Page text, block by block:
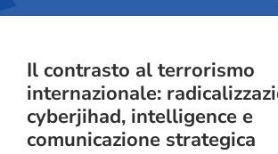
Il contrasto al terrorismo
internazionale:
cyberjihad, intelligence e
comunicazione strategica